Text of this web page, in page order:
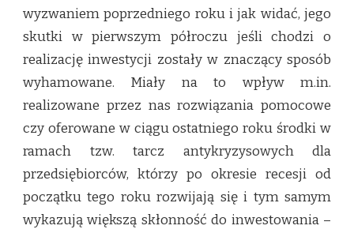
wyzwaniem poprzedniego roku i jak widać, jego
skutki w pierwszym półroczu jeśli chodzi o
realizację inwestycji zostały w znaczący sposób
wyhamowane. Miały na to wpływ m.in.
realizowane przez nas rozwiązania pomocowe
czy oferowane w ciągu ostatniego roku środki w
ramach tzw. tarcz antykryzysowych dla
przedsiębiorców, którzy po okresie recesji od
początku tego roku rozwijają się i tym samym
wykazują większą skłonność do inwestowania –